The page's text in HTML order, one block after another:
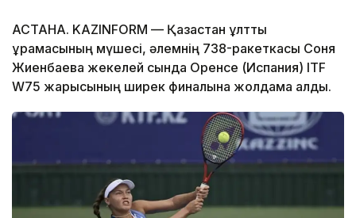
АСТАНА. KAZINFORM — Қазақстан ұлттық
құрамасының мүшесі, әлемнің 738-ракеткасы Соня
Жиенбаева жекелей сында Оренсе (Испания) ITF
W75 жарысының ширек финалына жолдама алды.